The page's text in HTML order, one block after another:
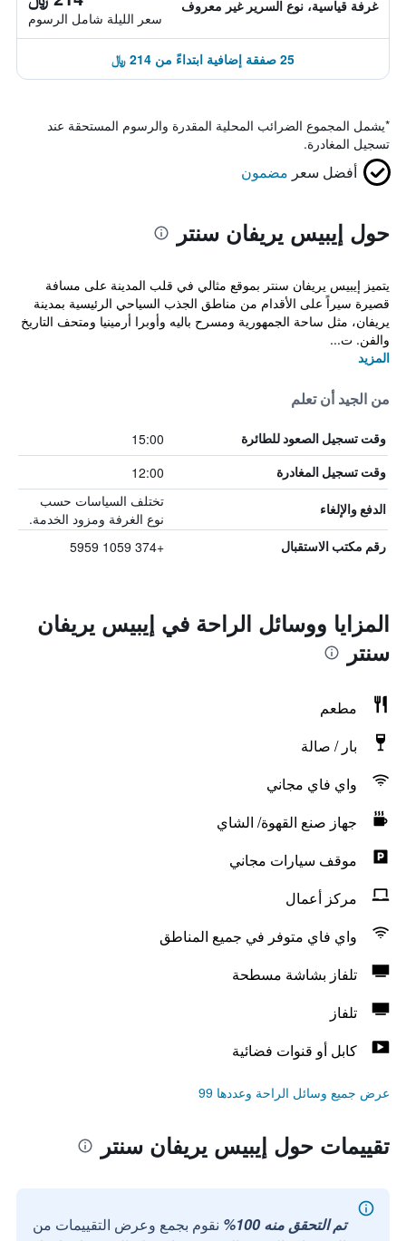
غرفة قياسية، نوع السرير غير معروف
سعر الليلة شامل الرسوم
25 صفقة إضافية ابتداءً من 214 ﷼
*يشمل المجموع الضرائب المحلية المقدرة والرسوم المستحقة عند
تسجيل المغادرة.
أفضل سعر مضمون
حول إيبيس يريفان سنتر
يتميز إيبيس يريفان سنتر بموقع مثالي في قلب المدينة على مسافة
قصيرة سيراً على الأقدام من مناطق الجذب السياحي الرئيسية بمدينة
يريفان، مثل ساحة الجمهورية ومسرح باليه وأوبرا أرمينيا ومتحف التاريخ
والفن. ت...
المزيد
من الجيد أن تعلم
وقت تسجيل الصعود للطائرة 15:00
وقت تسجيل المغادرة 12:00
الدفع والإلغاء
تختلف السياسات حسب
نوع الغرفة ومزود الخدمة.
رقم مكتب الاستقبال +374 1059 5959
المزايا ووسائل الراحة في إيبيس يريفان
سنتر
مطعم
بار / صالة
واي فاي مجاني
جهاز صنع القهوة/ الشاي
موقف سيارات مجاني
مركز أعمال
واي فاي متوفر في جميع المناطق
تلفاز بشاشة مسطحة
تلفاز
كابل أو قنوات فضائية
عرض جميع وسائل الراحة وعددها 99
تقييمات حول إيبيس يريفان سنتر
تم التحقق منه 100%
نقوم بجمع وعرض التقييمات من